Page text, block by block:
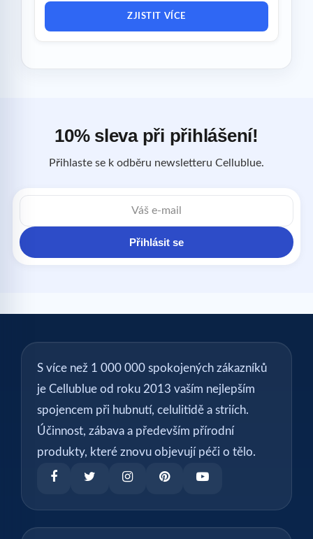
ZJISTIT VÍCE
10% sleva při přihlášení!
Přihlaste se k odběru newsletteru Cellublue.
E-
mailová
Přihlásit se
S více než 1 000 000 spokojených zákazníků
je Cellublue od roku 2013 vaším nejlepším
spojencem při hubnutí, celulitidě a striích.
Účinnost, zábava a především přírodní
produkty, které znovu objevují péči o tělo.